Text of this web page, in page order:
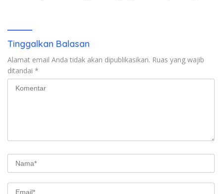
Tinggalkan Balasan
Alamat email Anda tidak akan dipublikasikan. Ruas yang wajib
ditandai *